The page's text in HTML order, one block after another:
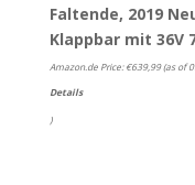
Faltende, 2019
Klappbar mit 36V
Amazon.de Price:€639,99(as of
Details
)